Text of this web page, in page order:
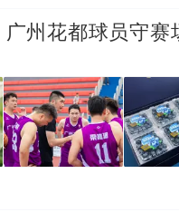
州花都球员守赛